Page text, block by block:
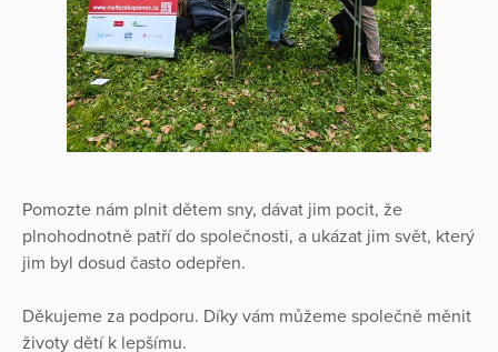
Pomozte nám plnit dětem sny, dávat jim pocit, že
plnohodnotně patří do společnosti, a ukázat jim svět, který
jim byl dosud často odepřen.
Děkujeme za podporu. Díky vám můžeme společně měnit
životy dětí k lepšímu.